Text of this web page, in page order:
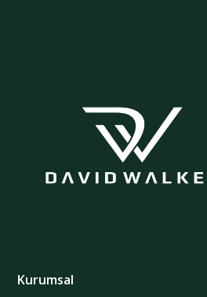
Kurumsal